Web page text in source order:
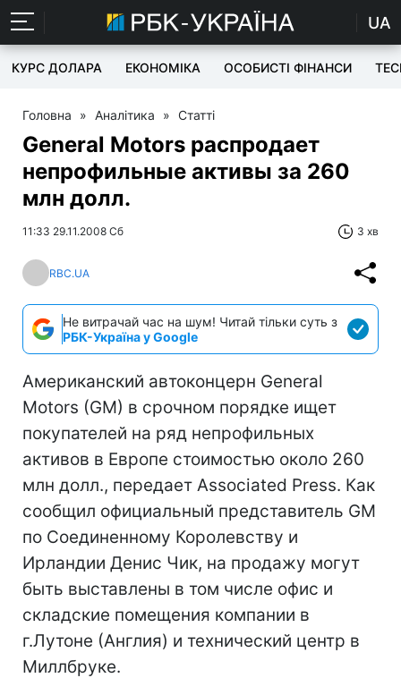
UA
КУРС ДОЛАРА ЕКОНОМІКА ОСОБИСТІ ФІНАНСИ
Головна » Аналітика » Статті
General Motors распродает
непрофильные активы за 260
млн долл.
11:33 29.11.2008 Сб 3 хв
RBC.UA
Не витрачай час на шум! Читай тільки суть з
РБК-Україна у Google
Американский автоконцерн General
Motors (GM) в срочном порядке ищет
покупателей на ряд непрофильных
активов в Европе стоимостью около 260
млн долл., передает Associated Press. Как
сообщил официальный представитель GM
по Соединенному Королевству и
Ирландии Денис Чик, на продажу могут
быть выставлены в том числе офис и
складские помещения компании в
г.Лутоне (Англия) и технический центр в
Миллбруке.